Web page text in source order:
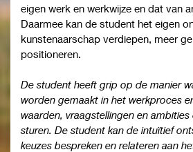
eigen werk en werkwijze en dat van
Daarmee kan de student het eigen
kunstenaarschap verdiepen, meer
positioneren.
De student heeft grip op de manier
worden gemaakt in het werkproces
waarden, vraagstellingen en ambities
sturen. De student kan de intuïtief
keuzes bespreken en relateren aan